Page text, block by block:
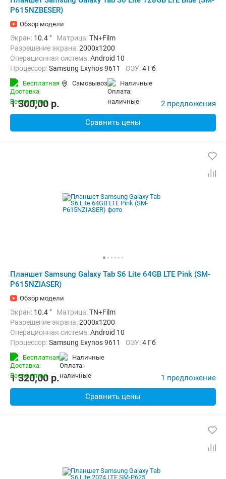
P615NZBESER)
Обзор модели
Экран: 10.4 " Матрица:TN+Film
Разрешение экрана:2000x1200
Операционная система:Android 10
Процессор:Samsung Exynos 9611 ОЗУ:4 Гб
Встроенная память:
Тыловая камера:
Беспроводная связь:
4G (LTE), Bluetooth, Wi-Fi
Бесплатная Самовывоз наличные
1 300,00 p. 2 предложения
Сравнить цены
Планшет Samsung Galaxy Tab S6 Lite 64GB LTE Pink (SM-
P615NZIASER)
Обзор модели
Экран: 10.4 " Матрица:TN+Film
Разрешение экрана:2000x1200
Операционная система:Android 10
Процессор:Samsung Exynos 9611 ОЗУ:4 Гб
Встроенная память:
Беспроводная связь:4G (LTE), Bluetooth, Wi-Fi
Бесплатная наличные
1 320,00 p. 1 предложение
Сравнить цены